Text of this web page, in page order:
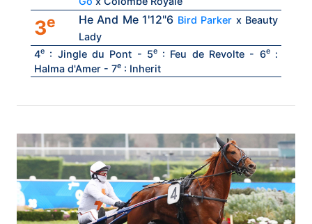
3e He And Me 1'12"6 Bird Parker x Beauty
Lady
4e : Jingle du Pont - 5e: Feu de Revolte - 6e:
Halma d'Amer - 7e : Inherit